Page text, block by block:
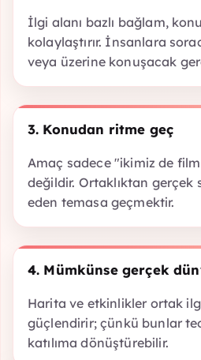
İlgi alanı bazlı bağlam,
kolaylaştırır. İnsanlara
veya üzerine konuşacak
3. Konudan ritme geç
Amaç sadece "ikimiz de
değildir. Ortaklıktan gerçek
eden temasa geçmektir.
4. Mümkünse gerçek
Harita ve etkinlikler ortak
güçlendirir; çünkü bunlar
katılıma dönüştürebilir.